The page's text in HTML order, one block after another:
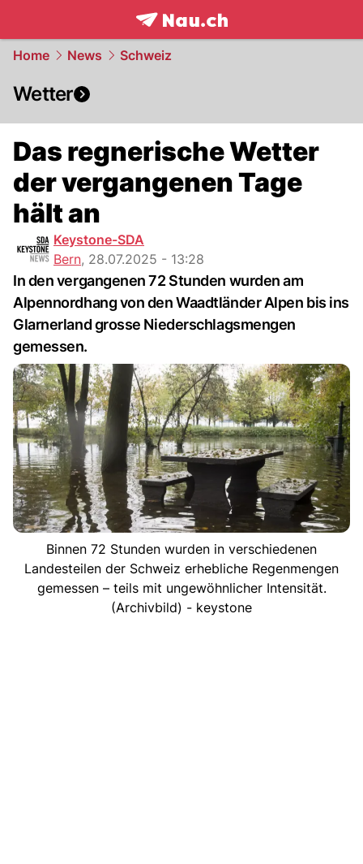
frontpage.NAU.ch
Home News Schweiz
Wetter
Das regnerische Wetter
der vergangenen Tage
hält an
Keystone-SDA
Bern, 28.07.2025 - 13:28
In den vergangenen 72 Stunden wurden am
Alpennordhang von den Waadtländer Alpen bis ins
Glarnerland grosse Niederschlagsmengen
gemessen.
Binnen 72 Stunden wurden in verschiedenen
Landesteilen der Schweiz erhebliche Regenmengen
gemessen – teils mit ungewöhnlicher Intensität.
(Archivbild) - keystone